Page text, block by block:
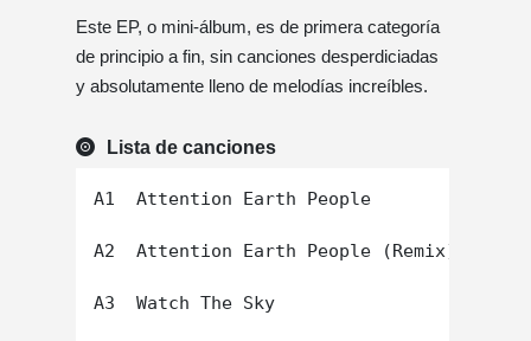
Este EP, o mini-álbum, es de primera categoría
de principio a fin, sin canciones desperdiciadas
y absolutamente lleno de melodías increíbles.
Lista de canciones
A1  Attention Earth People
A2  Attention Earth People (Remix)
A3  Watch The Sky